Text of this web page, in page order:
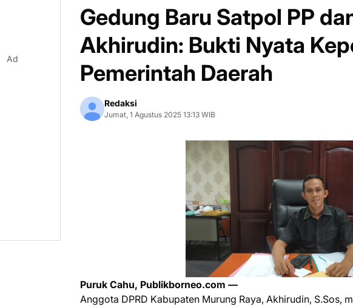
Gedung Baru Satpol PP
Akhirudin: Bukti Nyata
Pemerintah Daerah
Redaksi
Jumat, 1 Agustus 2025 13:13 WIB
Puruk Cahu, Publikborneo.com —
Anggota DPRD Kabupaten Murung Raya, Akhirudin, S.Sos,
Ad